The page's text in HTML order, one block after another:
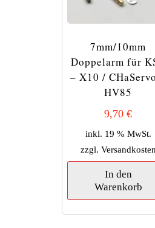
7mm/10mm
Doppelarm für
– X10 /
HV85
9,70€
inkl. 19 % MwSt.
zzgl. Versandkosten
In den
Warenkorb